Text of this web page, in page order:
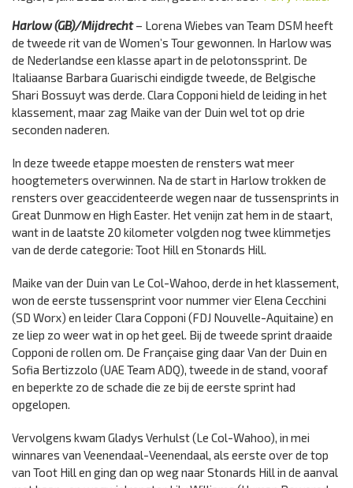
Harlow (GB)/Mijdrecht– Lorena Wiebes van Team DSM heeft
de tweede rit van de Women’s Tour gewonnen. In Harlow was
de Nederlandse een klasse apart in de pelotonssprint. De
Italiaanse Barbara Guarischi eindigde tweede, de Belgische
Shari Bossuyt was derde. Clara Copponi hield de leiding in het
klassement, maar zag Maike van der Duin wel tot op drie
seconden naderen.
In deze tweede etappe moesten de rensters wat meer
hoogtemeters overwinnen. Na de start in Harlow trokken de
rensters over geaccidenteerde wegen naar de tussensprints in
Great Dunmow en High Easter. Het venijn zat hem in de staart,
want in de laatste 20 kilometer volgden nog twee klimmetjes
van de derde categorie: Toot Hill en Stonards Hill.
Maike van der Duin van Le Col-Wahoo, derde in het klassement,
won de eerste tussensprint voor nummer vier Elena Cecchini
(SD Worx) en leider Clara Copponi (FDJ Nouvelle-Aquitaine) en
ze liep zo weer wat in op het geel. Bij de tweede sprint draaide
Copponi de rollen om. De Française ging daar Van der Duin en
Sofia Bertizzolo (UAE Team ADQ), tweede in de stand, vooraf
en beperkte zo de schade die ze bij de eerste sprint had
opgelopen.
Vervolgens kwam Gladys Verhulst (Le Col-Wahoo), in mei
winnares van Veenendaal-Veenendaal, als eerste over de top
van Toot Hill en ging dan op weg naar Stonards Hill in de aanval